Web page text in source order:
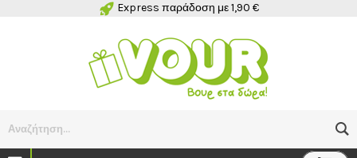
Express παράδοση με 1,90 €
Αναζήτηση...